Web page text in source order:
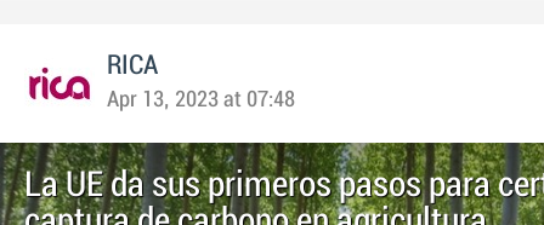
RICA
Apr 13, 2023 at 07:48
La UE da sus primeros pasos para